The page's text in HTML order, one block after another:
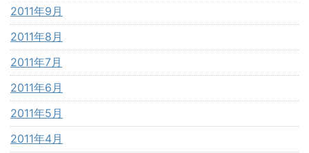
2011年9月
2011年8月
2011年7月
2011年6月
2011年5月
2011年4月